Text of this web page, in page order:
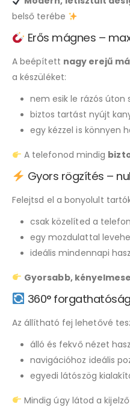
belső terébe
Erős mágnes –
A beépített nagy erejű
a készüléket:
nem esik le rázós úton
biztos tartást nyújt
egy kézzel is könnyen
A telefonod mindig
Gyors rögzítés –
Felejtsd el a bonyolult
csak közelíted a
egy mozdulattal
ideális mindennapi
Gyorsabb,
360°
Az állítható fej lehetővé
álló és fekvő nézet
navigációhoz ideális
egyedi látószög
Mindig úgy látod a